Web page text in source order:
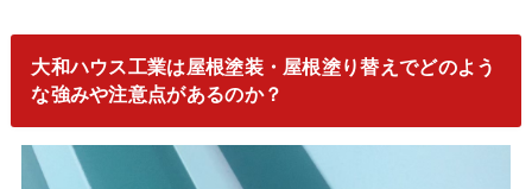
大和ハウス工業は屋根塗装・屋根塗り替えでどのよう
な強みや注意点があるのか？